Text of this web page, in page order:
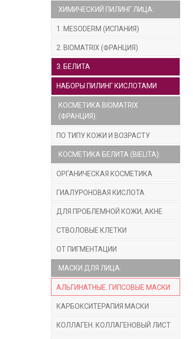
ХИМИЧЕСКИЙ ПИЛИНГ ЛИЦА:
1. MESODERM (ИСПАНИЯ)
2. BIOMATRIX (ФРАНЦИЯ)
3. БЕЛИТА
НАБОРЫ ПИЛИНГ КИСЛОТАМИ
КОСМЕТИКА BIOMATRIX
(ФРАНЦИЯ):
ПО ТИПУ КОЖИ И ВОЗРАСТУ
КОСМЕТИКА БЕЛИТА (BIELITA):
ОРГАНИЧЕСКАЯ КОСМЕТИКА
ГИАЛУРОНОВАЯ КИСЛОТА
ДЛЯ ПРОБЛЕМНОЙ КОЖИ, АКНЕ
СТВОЛОВЫЕ КЛЕТКИ
ОТ ПИГМЕНТАЦИИ
МАСКИ ДЛЯ ЛИЦА:
АЛЬГИНАТНЫЕ. ГИПСОВЫЕ МАСКИ
КАРБОКСИТЕРАПИЯ МАСКИ
КОЛЛАГЕН. КОЛЛАГЕНОВЫЙ ЛИСТ